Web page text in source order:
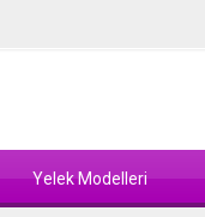
Yelek Modelleri